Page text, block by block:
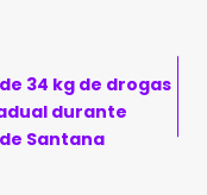
34 kg de drogas
durante
Santana